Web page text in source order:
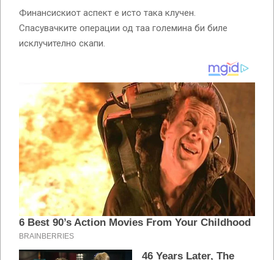
Финансискиот аспект е исто така клучен.
Спасувачките операции од таа големина би биле
исклучително скапи.